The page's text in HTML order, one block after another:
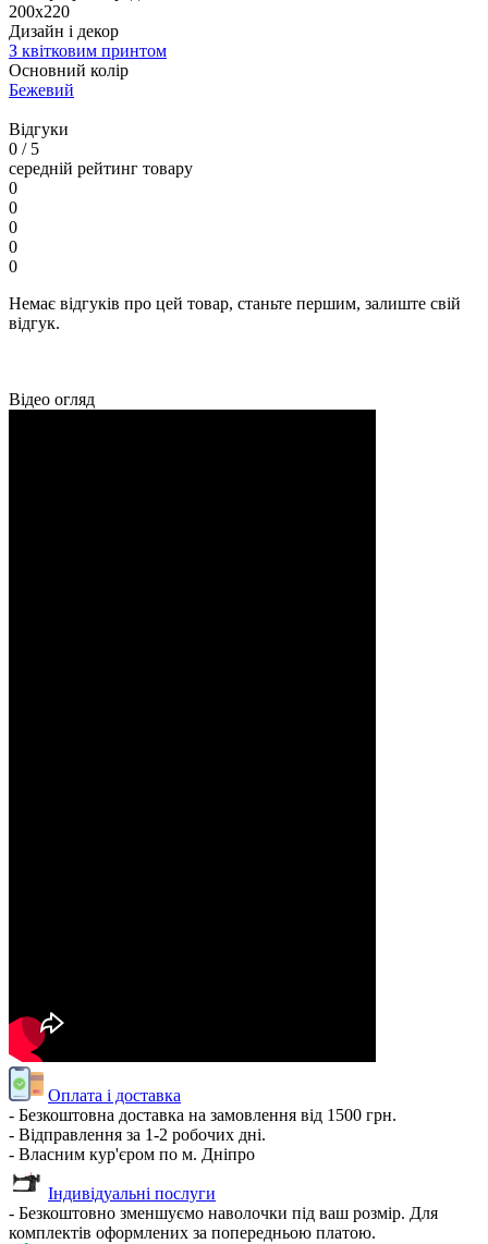
200x220
Дизайн і декор
З квітковим принтом
Основний колір
Бежевий
Відгуки
0 / 5
середній рейтинг товару
0
0
0
0
0
Немає відгуків про цей товар, станьте першим, залиште свій
відгук.
Відео огляд
Оплата і доставка
- Безкоштовна доставка на замовлення від 1500 грн.
- Відправлення за 1-2 робочих дні.
- Власним кур'єром по м. Дніпро
Індивідуальні послуги
- Безкоштовно зменшуємо наволочки під ваш розмір. Для
комплектів оформлених за попередньою платою.